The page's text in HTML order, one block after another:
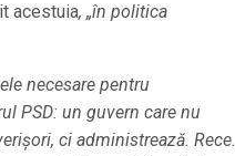
acestuia, „în politica
necesare pentru
PSD: un guvern care nu
ci administrează. Rece.